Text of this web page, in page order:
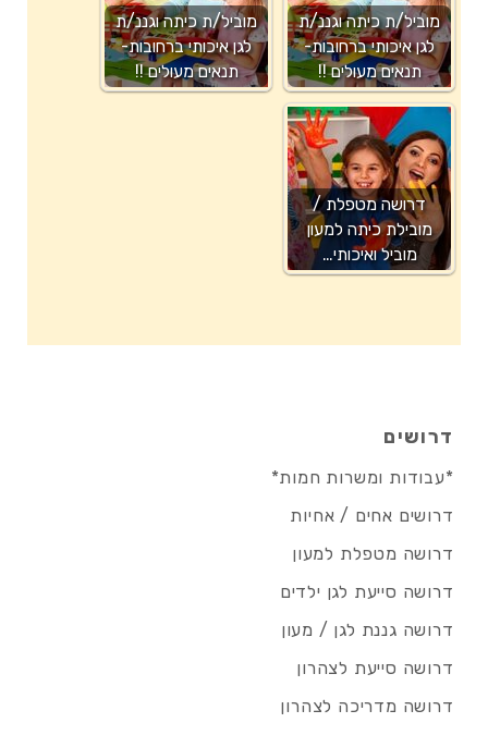
מוביל/ת כיתה וגננ/ת
לגן איכותי ברחובות-
תנאים מעולים !!
מוביל/ת כיתה וגננ/ת
לגן איכותי ברחובות-
תנאים מעולים !!
דרושה מטפלת /
מובילת כיתה למעון
מוביל ואיכותי…
דרושים
*עבודות ומשרות חמות*
דרושים אחים / אחיות
דרושה מטפלת למעון
דרושה סייעת לגן ילדים
דרושה גננת לגן / מעון
דרושה סייעת לצהרון
דרושה מדריכה לצהרון